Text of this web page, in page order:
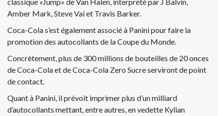
classique «Jump» de Van Halen, interprété par J Balvin,
Amber Mark, Steve Vai et Travis Barker.
Coca-Cola s’est également associé à Panini pour faire la
promotion des autocollants de la Coupe du Monde.
Concrètement, plus de 300 millions de bouteilles de 20 onces
de Coca-Cola et de Coca-Cola Zero Sucre serviront de point
de contact.
Quant à Panini, il prévoit imprimer plus d’un milliard
d’autocollants mettant, entre autres, en vedette Kylian